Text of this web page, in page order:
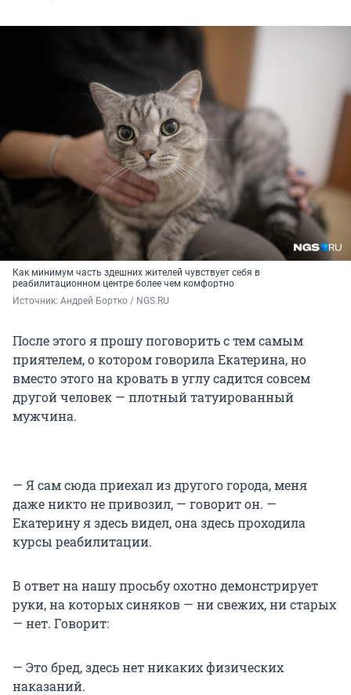
Как минимум часть здешних жителей чувствует себя в
реабилитационном центре более чем комфортно
Источник: Андрей Бортко / NGS.RU
После этого я прошу поговорить с тем самым
приятелем, о котором говорила Екатерина, но
вместо этого на кровать в углу садится совсем
другой человек — плотный татуированный
мужчина.
— Я сам сюда приехал из другого города, меня
даже никто не привозил, — говорит он. —
Екатерину я здесь видел, она здесь проходила
курсы реабилитации.
В ответ на нашу просьбу охотно демонстрирует
руки, на которых синяков — ни свежих, ни старых
— нет. Говорит:
— Это бред, здесь нет никаких физических
наказаний.